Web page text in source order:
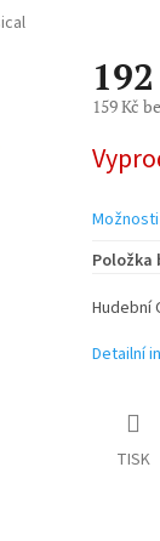
159 Kč
cena:
Hudební
Detailní
TISK